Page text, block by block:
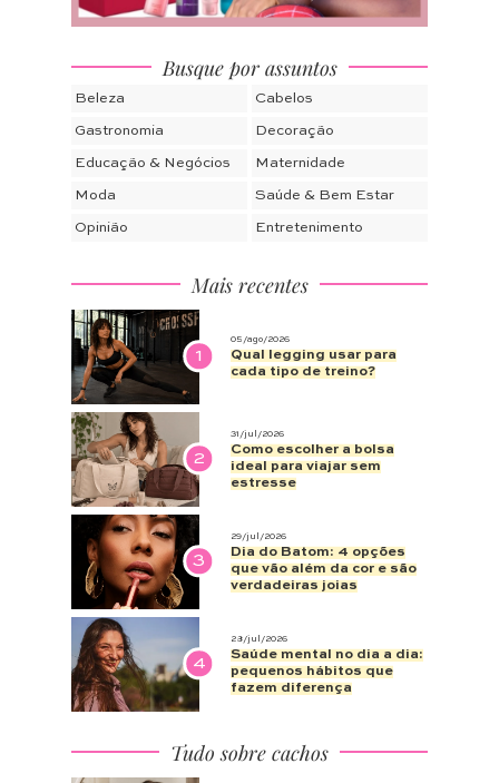
Busque por assuntos
Beleza Cabelos
Gastronomia Decoração
Educação & Negócios Maternidade
Moda Saúde & Bem Estar
Opinião Entretenimento
Mais recentes
1
05/ago/2026
Qual legging usar para
cada tipo de treino?
2
31/jul/2026
Como escolher a bolsa
ideal para viajar sem
estresse
3
29/jul/2026
Dia do Batom: 4 opções
que vão além da cor e são
verdadeiras joias
4
28/jul/2026
Saúde mental no dia a dia:
pequenos hábitos que
fazem diferença
Tudo sobre cachos